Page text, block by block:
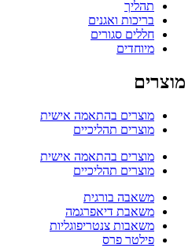
תהליך
בריכות ואגנים
חללים סגורים
מיוחדים
מוצרים
מוצרים בהתאמה אישית
מוצרים תהליכיים
מוצרים בהתאמה אישית
מוצרים תהליכיים
משאבה בורגית
משאבת דיאפרגמה
משאבות צנטריפוגליות
פילטר פרס